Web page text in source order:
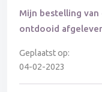
Mijn bestelling
ontdooid
Geplaatst op:
04-02-2023